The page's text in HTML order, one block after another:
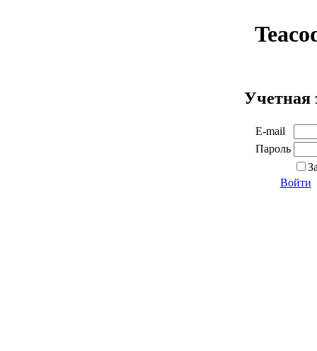
Учетная
E-mail
Пароль
Войти